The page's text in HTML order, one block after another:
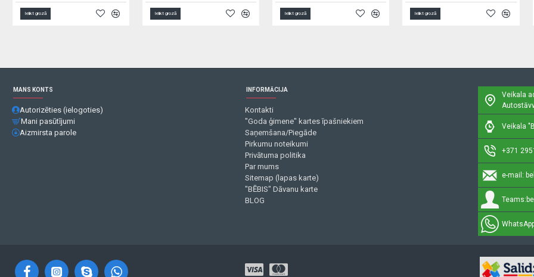
Ielikt grozā Ielikt grozā Ielikt grozā Ielikt grozā
MANS KONTS
Autorizēties (ielogoties)
Mani pasūtījumi
Aizmirsta parole
INFORMĀCIJA
Kontakti
"Goda ģimene" kartes īpašniekiem
Saņemšana/Piegāde
Pirkumu noteikumi
Privātuma politika
Par mums
Sitemap (lapas karte)
"BĒBIS" Dāvanu karte
BLOG
Veikala
Veikala
+371
e-mail:
Teams: